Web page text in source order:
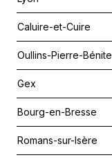
Caluire-et-Cuire
Oullins-Pierre-Bénite
Gex
Bourg-en-Bresse
Romans-sur-Isère